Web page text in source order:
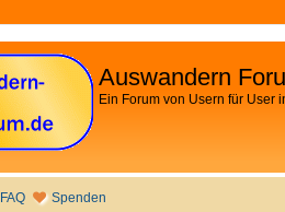
Auswandern
Ein Forum von Usern für User
FAQ Spenden